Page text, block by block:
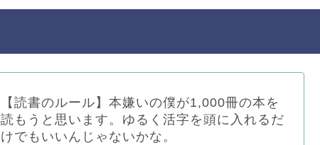
【読書のルール】本嫌いの僕が1,000冊の本を
読もうと思います。ゆるく活字を頭に入れるだ
けでもいいんじゃないかな。